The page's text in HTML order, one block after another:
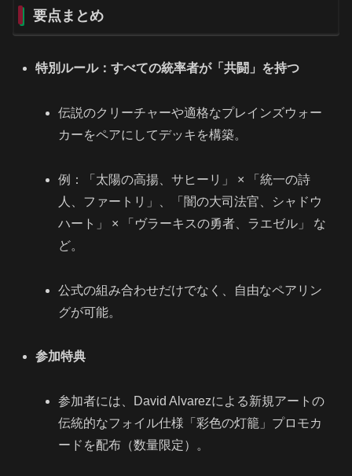
要点まとめ
特別ルール：すべての統率者が「共闘」を持つ
伝説のクリーチャーや適格なプレインズウォー
カーをペアにしてデッキを構築。
例：「太陽の高揚、サヒーリ」 × 「統一の詩
人、ファートリ」、「闇の大司法官、シャドウ
ハート」 × 「ヴラーキスの勇者、ラエゼル」 な
ど。
公式の組み合わせだけでなく、自由なペアリン
グが可能。
参加特典
参加者には、David Alvarezによる新規アートの
伝統的なフォイル仕様「彩色の灯籠」プロモカ
ードを配布（数量限定）。